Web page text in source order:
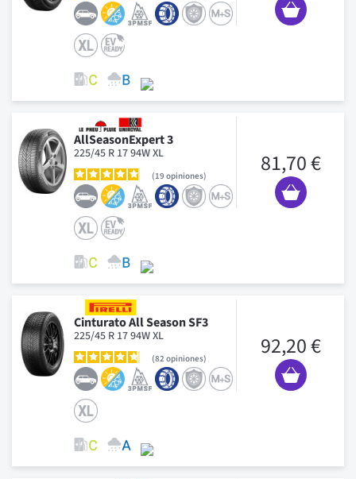
AllSeasonExpert 3
225/45 R 17 94W XL
19 opiniones 81,70 €
Cinturato All Season SF3
225/45 R 17 94W XL
82 opiniones 92,20 €